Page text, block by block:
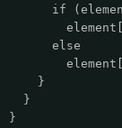
if
else
}
}
}